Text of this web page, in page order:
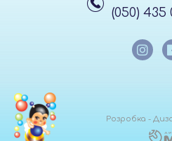
(050) 435
Розробка -